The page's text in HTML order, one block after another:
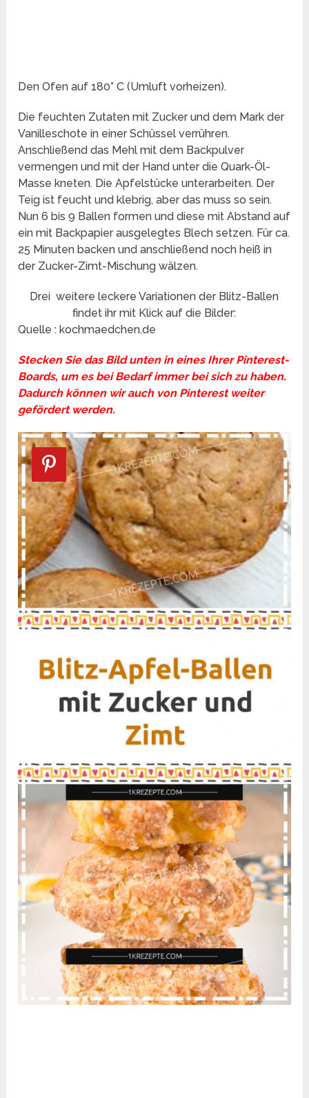
Den Ofen auf 180° C (Umluft vorheizen).
Die feuchten Zutaten mit Zucker und dem Mark der
Vanilleschote in einer Schüssel verrühren.
Anschließend das Mehl mit dem Backpulver
vermengen und mit der Hand unter die Quark-Öl-
Masse kneten. Die Apfelstücke unterarbeiten. Der
Teig ist feucht und klebrig, aber das muss so sein.
Nun 6 bis 9 Ballen formen und diese mit Abstand auf
ein mit Backpapier ausgelegtes Blech setzen. Für ca.
25 Minuten backen und anschließend noch heiß in
der Zucker-Zimt-Mischung wälzen.
Drei weitere leckere Variationen der Blitz-Ballen
findet ihr mit Klick auf die Bilder:
Quelle : kochmaedchen.de
Stecken Sie das Bild unten in eines Ihrer Pinterest-
Boards, um es bei Bedarf immer bei sich zu haben.
Dadurch können wir auch von Pinterest weiter
gefördert werden.